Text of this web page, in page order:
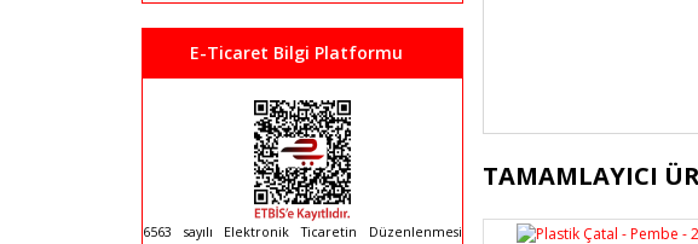
E-Ticaret Bilgi Platformu
6563 sayılı Elektronik Ticaretin Düzenlenmesi
Bu ürünün fiyat bilgisi,
kullanarak tarafımıza
TAMAMLAYICI